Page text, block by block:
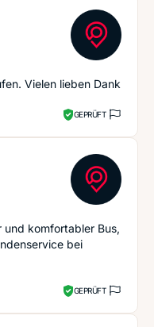
Vielen lieben Dank
GEPRÜFT
und komfortabler Bus,
bei
GEPRÜFT